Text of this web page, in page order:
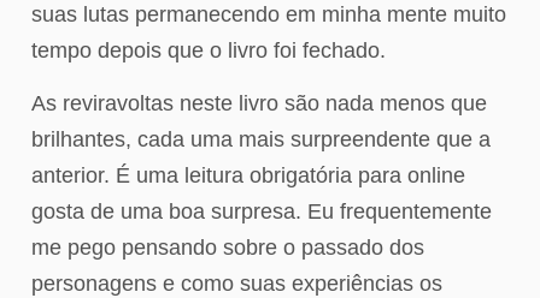
suas lutas permanecendo em minha mente muito
tempo depois que o livro foi fechado.
As reviravoltas neste livro são nada menos que
brilhantes, cada uma mais surpreendente que a
anterior. É uma leitura obrigatória para online
gosta de uma boa surpresa. Eu frequentemente
me pego pensando sobre o passado dos
personagens e como suas experiências os